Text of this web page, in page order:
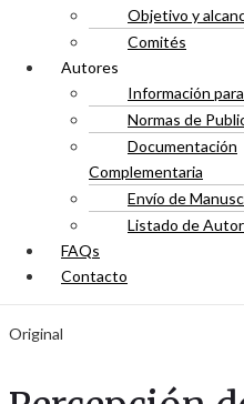
Objetivo y
Comités
Autores
Información
Normas de
Documentación
Complementaria
Envío de
Listado de
FAQs
Contacto
Original